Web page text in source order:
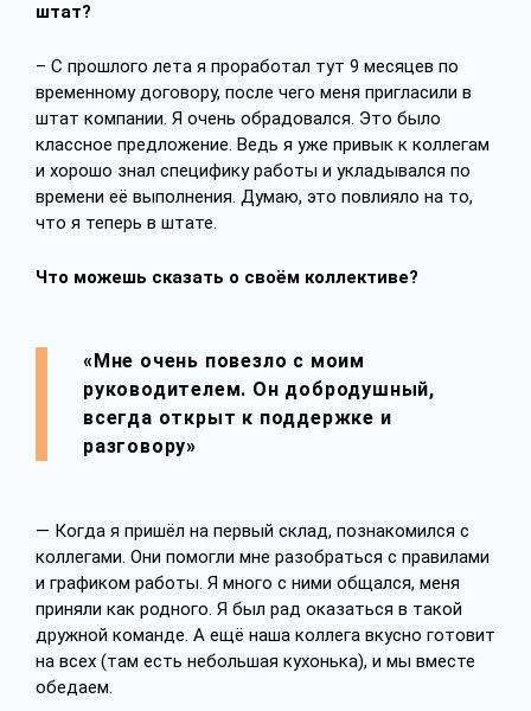
штат?
– С прошлого лета я проработал тут 9 месяцев по
временному договору, после чего меня пригласили в
штат компании. Я очень обрадовался. Это было
классное предложение. Ведь я уже привык к коллегам
и хорошо знал специфику работы и укладывался по
времени её выполнения. Думаю, это повлияло на то,
что я теперь в штате.
Что можешь сказать о своём коллективе?
«Мне очень повезло с моим
руководителем. Он добродушный,
всегда открыт к поддержке и
разговору»
— Когда я пришёл на первый склад, познакомился с
коллегами. Они помогли мне разобраться с правилами
и графиком работы. Я много с ними общался, меня
приняли как родного. Я был рад оказаться в такой
дружной команде. А ещё наша коллега вкусно готовит
на всех (там есть небольшая кухонька), и мы вместе
обедаем.